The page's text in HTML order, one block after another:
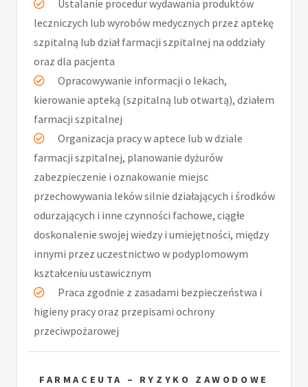
Ustalanie procedur wydawania produktów
leczniczych lub wyrobów medycznych przez aptekę
szpitalną lub dział farmacji szpitalnej na oddziały
oraz dla pacjenta
Opracowywanie informacji o lekach,
kierowanie apteką (szpitalną lub otwartą), działem
farmacji szpitalnej
Organizacja pracy w aptece lub w dziale
farmacji szpitalnej, planowanie dyżurów
zabezpieczenie i oznakowanie miejsc
przechowywania leków silnie działających i środków
odurzających i inne czynności fachowe, ciągłe
doskonalenie swojej wiedzy i umiejętności, między
innymi przez uczestnictwo w podyplomowym
kształceniu ustawicznym
Praca zgodnie z zasadami bezpieczeństwa i
higieny pracy oraz przepisami ochrony
przeciwpożarowej
FARMACEUTA – RYZYKO ZAWODOWE